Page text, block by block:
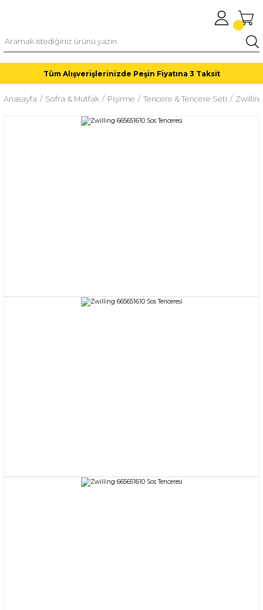
Tüm Alışverişlerinizde Peşin Fiyatına 3 Taksit
Anasayfa Sofra & Mutfak Pişirme Tencere & Tencere Seti